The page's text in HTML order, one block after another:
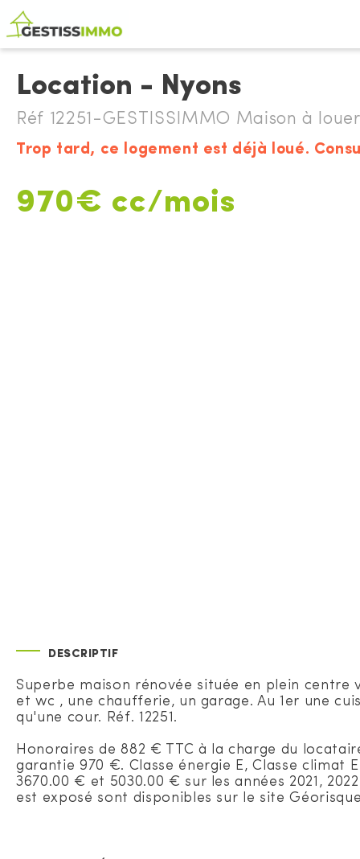
Location - Nyons
Réf 12251-GESTISSIMMO Maison à
Trop tard, ce logement est déjà loué.
970€ cc/mois
DESCRIPTIF
Superbe maison rénovée située en plein centre
et wc , une chaufferie, un garage. Au 1er une
qu'une cour. Réf. 12251.
Honoraires de 882 € TTC à la charge du
garantie 970 €. Classe énergie E, Classe climat
3670.00 € et 5030.00 € sur les années 2021,
est exposé sont disponibles sur le site